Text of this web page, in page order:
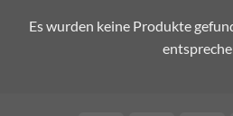
Es wurden keine Produkte